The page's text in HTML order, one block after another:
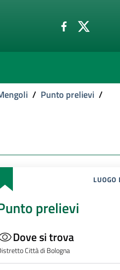
/ Punto prelievi /
LUOGO
prelievi
Dove si trova
Città di Bologna